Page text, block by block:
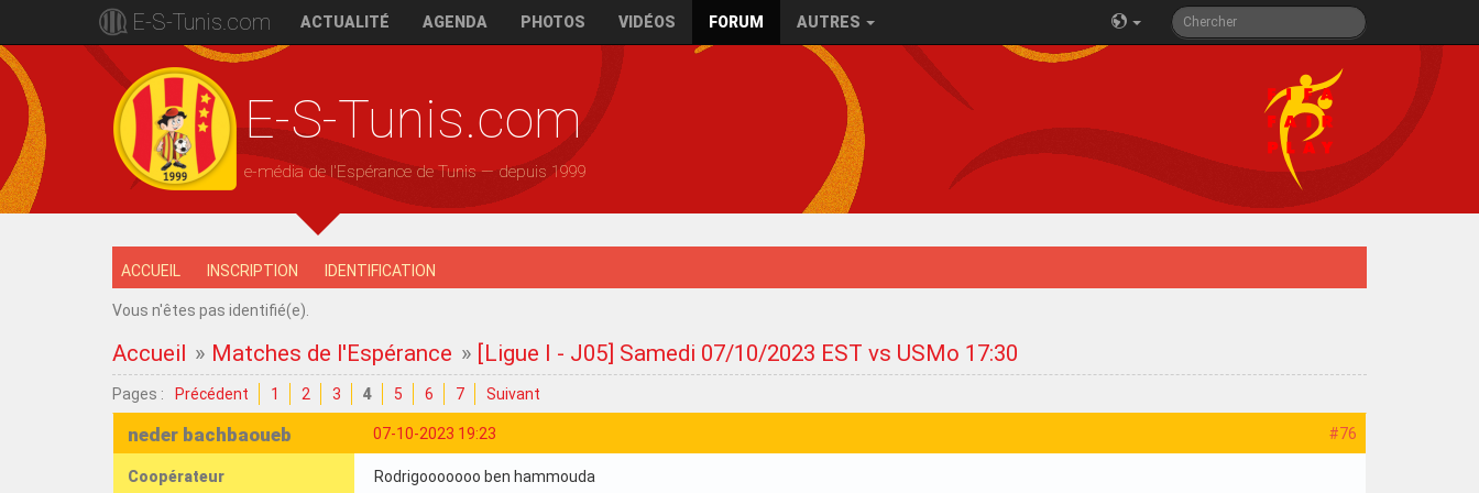
E-S-Tunis.com ACTUALITÉ AGENDA PHOTOS VIDÉOS FORUM AUTRES
E-S-Tunis.com
e-média de l'Espérance de Tunis — depuis 1999
ACCUEIL INSCRIPTION IDENTIFICATION
Vous n'êtes pas identifié(e).
Accueil » Matches de l'Espérance » [Ligue I - J05] Samedi 07/10/2023 EST vs USMo 17:30
Pages : Précédent 1 2 3 4 5 6 7 Suivant
#76
07-10-2023 19:23
neder bachbaoueb
Coopérateur Rodrigooooooo ben hammouda